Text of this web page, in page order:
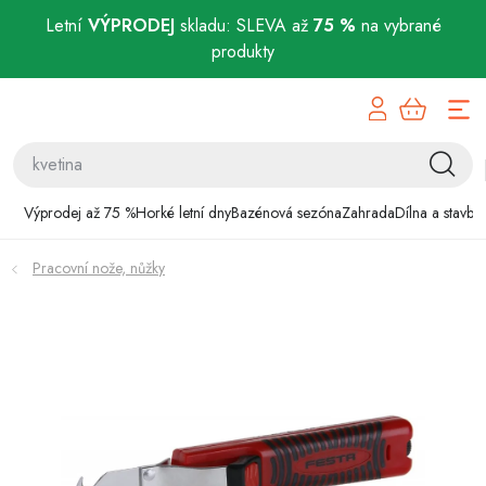
Letní VÝPRODEJskladu: SLEVA až 75 % na vybrané
produkty
Výprodej až 75 %Horké letní dnyBazénová sezónaZahradaDílna a stavba
Bazénová sezóna
Zahrada
Pracovní nože, nůžky